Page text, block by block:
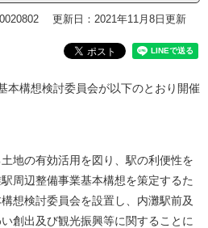
更新日：2021年11月8日更新
構想検討委員会が以下のとおり開催
地の有効活用を図り、駅の利便性を
周辺整備事業基本構想を策定するた
想検討委員会を設置し、内灘駅前及
創出及び観光振興等に関することに